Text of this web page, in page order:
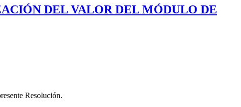
DEL VALOR DEL MÓDULO DE
Resolución.